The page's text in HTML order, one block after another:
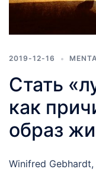
2019-12-16
Стать
как
образ
Winifred